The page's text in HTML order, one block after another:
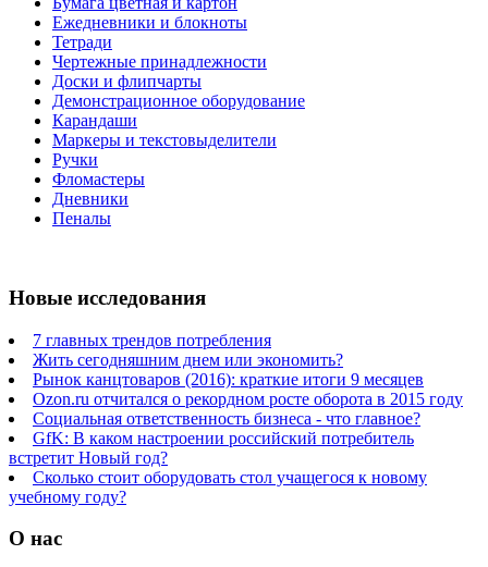
Ежедневники и блокноты
Тетради
Чертежные принадлежности
Доски и флипчарты
Демонстрационное оборудование
Карандаши
Маркеры и текстовыделители
Ручки
Фломастеры
Дневники
Пеналы
Новые исследования
7 главных трендов потребления
Жить сегодняшним днем или экономить?
Рынок канцтоваров (2016): краткие итоги 9 месяцев
Ozon.ru отчитался о рекордном росте оборота в 2015 году
Социальная ответственность бизнеса - что главное?
GfK: В каком настроении российский потребитель
встретит Новый год?
Сколько стоит оборудовать стол учащегося к новому
учебному году?
О нас